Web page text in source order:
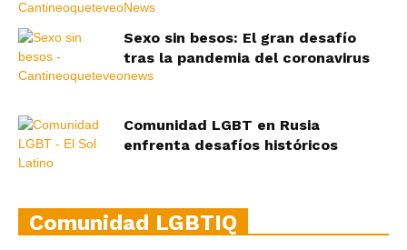
Sexo sin besos: El gran desafío
tras la pandemia del coronavirus
Comunidad LGBT en Rusia
enfrenta desafíos históricos
Comunidad LGBTIQ